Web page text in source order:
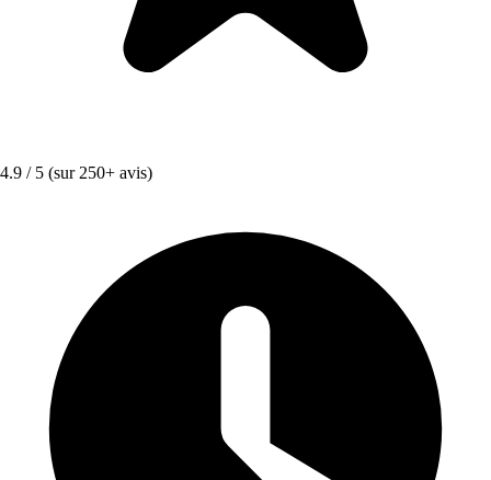
4.9 / 5 (sur 250+ avis)